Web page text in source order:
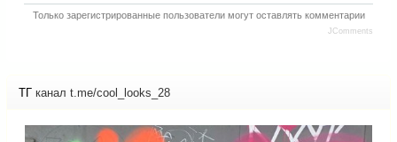
Только зарегистрированные пользователи могут оставлять комментарии
JComments
ТГ канал t.me/cool_looks_28